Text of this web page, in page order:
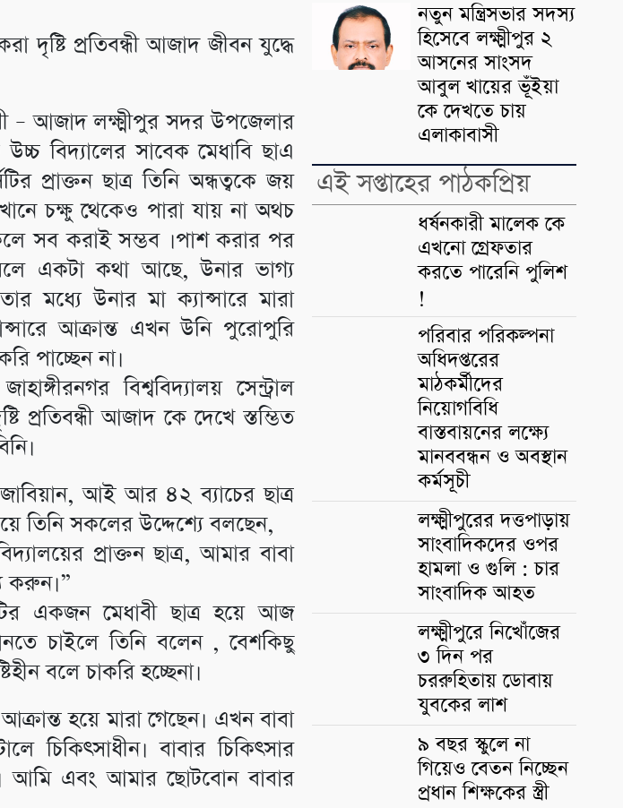
দৃষ্টি প্রতিবন্ধী আজাদ জীবন যুদ্ধে
– আজাদ লক্ষ্মীপুর সদর উপজেলার
বিদ্যালের সাবেক মেধাবি ছাএ
প্রাক্তন ছাত্র তিনি অন্ধত্বকে জয়
চক্ষু থেকেও পারা যায় না অথচ
সব করাই সম্ভব ।পাশ করার পর
একটা কথা আছে, উনার ভাগ্য
মধ্যে উনার মা ক্যান্সারে মারা
আক্রান্ত এখন উনি পুরোপুরি
পাচ্ছেন না।
বিশ্ববিদ্যালয় সেন্ট্রাল
প্রতিবন্ধী আজাদ কে দেখে স্তম্ভিত
জাবিয়ান, আই আর ৪২ ব্যাচের ছাত্র
তিনি সকলের উদ্দেশ্যে বলছেন,
প্রাক্তন ছাত্র, আমার বাবা
করুন।”
একজন মেধাবী ছাত্র হয়ে আজ
চাইলে তিনি বলেন , বেশকিছু
বলে চাকরি হচ্ছেনা।
হয়ে মারা গেছেন। এখন বাবা
চিকিৎসাধীন। বাবার চিকিৎসার
এবং আমার ছোটবোন বাবার
নতুন মন্ত্রিসভার সদস্য
হিসেবে লক্ষ্মীপুর ২
আসনের সাংসদ
আবুল খায়ের ভূঁইয়া
কে দেখতে চায়
এলাকাবাসী
এই সপ্তাহের পাঠকপ্রিয়
ধর্ষনকারী মালেক কে
এখনো গ্রেফতার
করতে পারেনি পুলিশ
!
পরিবার পরিকল্পনা
অধিদপ্তরের
মাঠকর্মীদের
নিয়োগবিধি
বাস্তবায়নের লক্ষ্যে
মানববন্ধন ও অবস্থান
কর্মসূচী
লক্ষ্মীপুরের দত্তপাড়ায়
সাংবাদিকদের ওপর
হামলা ও গুলি : চার
সাংবাদিক আহত
লক্ষ্মীপুরে নিখোঁজের
৩ দিন পর
চররুহিতায় ডোবায়
যুবকের লাশ
৯ বছর স্কুলে না
গিয়েও বেতন নিচ্ছেন
প্রধান শিক্ষকের স্ত্রী